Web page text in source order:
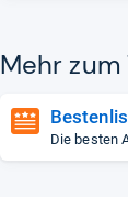
Mehr
Die besten